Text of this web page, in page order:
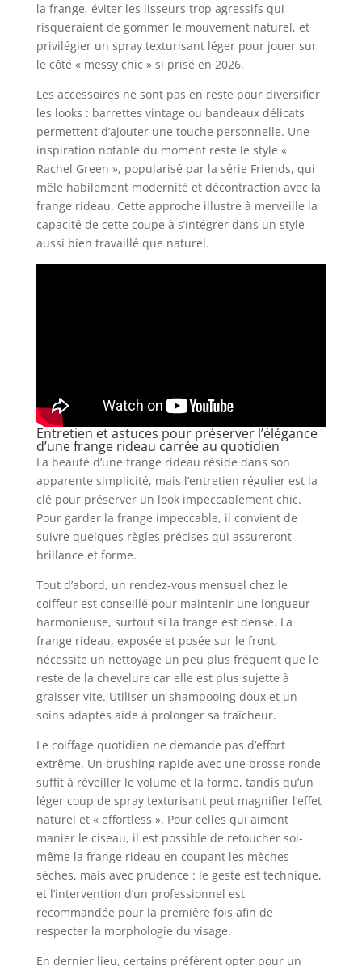
la frange, éviter les lisseurs trop agressifs qui
risqueraient de gommer le mouvement naturel, et
privilégier un spray texturisant léger pour jouer sur
le côté « messy chic » si prisé en 2026.
Les accessoires ne sont pas en reste pour diversifier
les looks : barrettes vintage ou bandeaux délicats
permettent d’ajouter une touche personnelle. Une
inspiration notable du moment reste le style «
Rachel Green », popularisé par la série Friends, qui
mêle habilement modernité et décontraction avec la
frange rideau. Cette approche illustre à merveille la
capacité de cette coupe à s’intégrer dans un style
aussi bien travaillé que naturel.
Entretien et astuces pour préserver l’élégance
d’une frange rideau carrée au quotidien
La beauté d’une frange rideau réside dans son
apparente simplicité, mais l’entretien régulier est la
clé pour préserver un look impeccablement chic.
Pour garder la frange impeccable, il convient de
suivre quelques règles précises qui assureront
brillance et forme.
Tout d’abord, un rendez-vous mensuel chez le
coiffeur est conseillé pour maintenir une longueur
harmonieuse, surtout si la frange est dense. La
frange rideau, exposée et posée sur le front,
nécessite un nettoyage un peu plus fréquent que le
reste de la chevelure car elle est plus sujette à
graisser vite. Utiliser un shampooing doux et un
soins adaptés aide à prolonger sa fraîcheur.
Le coiffage quotidien ne demande pas d’effort
extrême. Un brushing rapide avec une brosse ronde
suffit à réveiller le volume et la forme, tandis qu’un
léger coup de spray texturisant peut magnifier l’effet
naturel et « effortless ». Pour celles qui aiment
manier le ciseau, il est possible de retoucher soi-
même la frange rideau en coupant les mèches
sèches, mais avec prudence : le geste est technique,
et l’intervention d’un professionnel est
recommandée pour la première fois afin de
respecter la morphologie du visage.
En dernier lieu, certains préfèrent opter pour un